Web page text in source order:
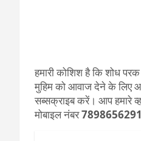
हमारी कोशिश है कि शोध
मुहिम को आवाज देने के लिए
सब्सक्राइब करें। आप हमारे
मोबाइल नंबर7898656291